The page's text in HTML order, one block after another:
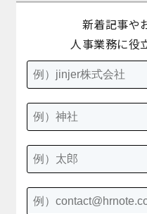
新着記事や
人事業務に役